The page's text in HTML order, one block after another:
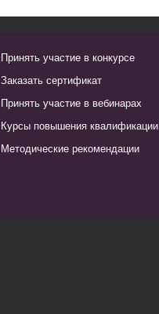
Принять участие в конкурсе
Заказать сертификат
Принять участие в вебинарах
Курсы повышения квалификации
Методические рекомендации